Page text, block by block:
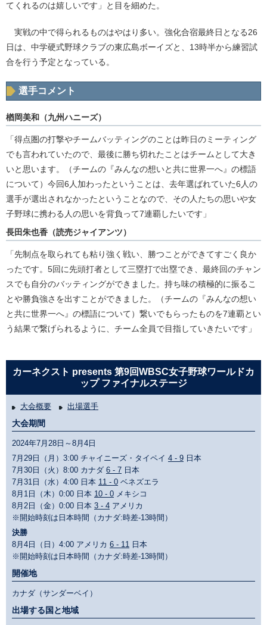
てくれるのは嬉しいです」と目を細めた。
実戦の中で得られるものはやはり多い。強化合宿最終日となる26
日は、中学硬式野球クラブの東広島ボーイズと、13時半から練習試
合を行う予定となっている。
選手コメント
楢岡美和（九州ハニーズ）
「得点圏の打撃やチームバッティングのことは昨日のミーティング
でも言われていたので、最後に勝ち切れたことはチームとして大き
いと思います。（チームの『みんなの想いと共に世界一へ』の標語
について）今回6人加わったということは、去年選ばれていた6人の
選手が選出されなかったということなので、その人たちの思いや女
子野球に携わる人の思いを背負って7連覇したいです」
長田朱也香（読売ジャイアンツ）
「先制点を取られても粘り強く戦い、勝つことができてすごく良か
ったです。5回に先頭打者として三塁打で出塁でき、最終回のチャン
スでも自分のバッティングができました。持ち味の積極的に振るこ
とや勝負強さを出すことができました。（チームの『みんなの想い
と共に世界一へ』の標語について）繋いでもらったものを7連覇とい
う結果で繋げられるように、チーム全員で目指していきたいです」
カーネクスト presents 第9回WBSC女子野球ワールドカ
ップ ファイナルステージ
大会概要 出場選手
大会期間
2024年7月28日～8月4日
7月29日（月）3:00 チャイニーズ・タイペイ 4 - 9 日本
7月30日（火）8:00 カナダ 6 - 7 日本
7月31日（水）4:00 日本 11 - 0 ベネズエラ
8月1日（木）0:00 日本 10 - 0 メキシコ
8月2日（金）0:00 日本 3 - 4 アメリカ
※開始時刻は日本時間（カナダ:時差-13時間）
決勝
8月4日（日）4:00 アメリカ 6 - 11 日本
※開始時刻は日本時間（カナダ:時差-13時間）
開催地
カナダ（サンダーベイ）
出場する国と地域